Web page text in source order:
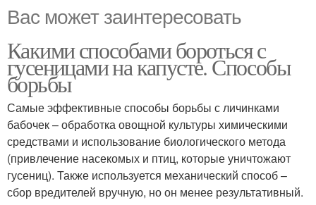
Вас может заинтересовать
Какими способами бороться с
гусеницами на капусте. Способы
борьбы
Самые эффективные способы борьбы с личинками
бабочек – обработка овощной культуры химическими
средствами и использование биологического метода
(привлечение насекомых и птиц, которые уничтожают
гусениц). Также используется механический способ –
сбор вредителей вручную, но он менее результативный.